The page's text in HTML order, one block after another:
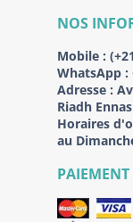
NOS
Mobile :
WhatsApp :
Adresse :
Riadh
Horaires
au
PAIEMENT